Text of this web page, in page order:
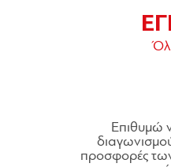
Επιθυμώ
προσφορές